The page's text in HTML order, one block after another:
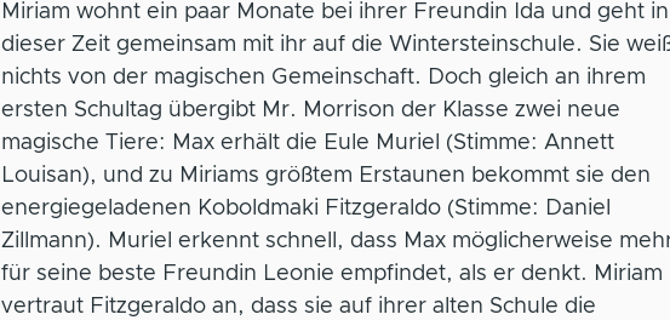
Miriam wohnt ein paar Monate bei ihrer Freundin Ida und geht in
dieser Zeit gemeinsam mit ihr auf die Wintersteinschule. Sie
nichts von der magischen Gemeinschaft. Doch gleich an ihrem
ersten Schultag übergibt Mr. Morrison der Klasse zwei neue
magische Tiere: Max erhält die Eule Muriel (Stimme: Annett
Louisan), und zu Miriams größtem Erstaunen bekommt sie den
energiegeladenen Koboldmaki Fitzgeraldo (Stimme: Daniel
Zillmann). Muriel erkennt schnell, dass Max möglicherweise
für seine beste Freundin Leonie empfindet, als er denkt. Miriam
vertraut Fitzgeraldo an, dass sie auf ihrer alten Schule die